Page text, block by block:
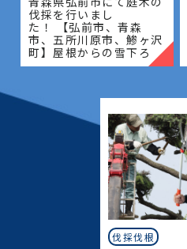
伐採を行いまし
た！ 【弘前市、青森
市、五所川原市、鯵ヶ沢
町】屋根からの雪下ろ
し・除雪・排雪などの作
定・草刈りなどのお庭の
こと、造園・
伐採伐根